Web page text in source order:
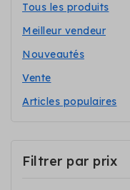
Tous les produits
Meilleur vendeur
Nouveautés
Vente
Articles populaires
Filtrer par prix